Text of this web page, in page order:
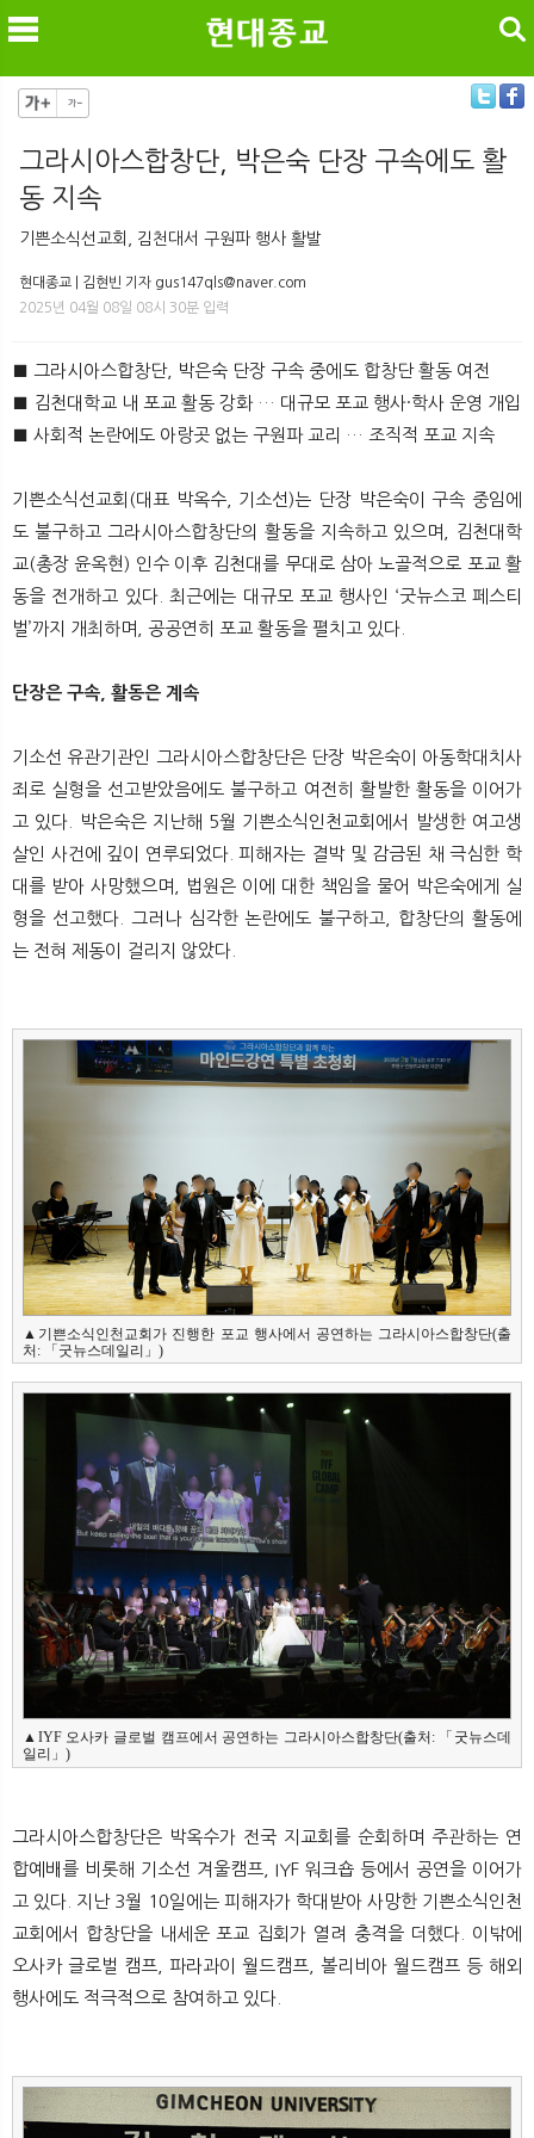
메
뉴 색
검색
그라시아스합창단, 박은숙 단장 구속에도 활
동 지속
기쁜소식선교회, 김천대서 구원파 행사 활발
현대종교 | 김현빈 기자 gus147qls@naver.com
2025년 04월 08일 08시 30분 입력
■ 그라시아스합창단, 박은숙 단장 구속 중에도 합창단 활동 여전
■ 김천대학교 내 포교 활동 강화 … 대규모 포교 행사·학사 운영 개입
■ 사회적 논란에도 아랑곳 없는 구원파 교리 … 조직적 포교 지속​
기쁜소식선교회(대표 박옥수, 기소선)는 단장 박은숙이 구속 중임에
도 불구하고 그라시아스합창단의 활동을 지속하고 있으며, 김천대학
교(총장 윤옥현) 인수 이후 김천대를 무대로 삼아 노골적으로 포교 활
동을 전개하고 있다. 최근에는 대규모 포교 행사인 ‘굿뉴스코 페스티
벌’까지 개최하며, 공공연히 포교 활동을 펼치고 있다.
단장은 구속, 활동은 계속
기소선 유관기관인 그라시아스합창단은 단장 박은숙이 아동학대치사
죄로 실형을 선고받았음에도 불구하고 여전히 활발한 활동을 이어가
고 있다. 박은숙은 지난해 5월 기쁜소식인천교회에서 발생한 여고생
살인 사건에 깊이 연루되었다. 피해자는 결박 및 감금된 채 극심한 학
대를 받아 사망했으며, 법원은 이에 대한 책임을 물어 박은숙에게 실
형을 선고했다. 그러나 심각한 논란에도 불구하고, 합창단의 활동에
는 전혀 제동이 걸리지 않았다.
▲기쁜소식인천교회가 진행한 포교 행사에서 공연하는 그라시아스합창단(출
처: 「굿뉴스데일리」)
▲IYF 오사카 글로벌 캠프에서 공연하는 그라시아스합창단(출처: 「굿뉴스데
그라시아스합창단은 박옥수가 전국 지교회를 순회하며 주관하는 연
합예배를 비롯해 기소선 겨울캠프, IYF 워크숍 등에서 공연을 이어가
고 있다. 지난 3월 10일에는 피해자가 학대받아 사망한 기쁜소식인천
교회에서 합창단을 내세운 포교 집회가 열려 충격을 더했다. 이밖에
오사카 글로벌 캠프, 파라과이 월드캠프, 볼리비아 월드캠프 등 해외
행사에도 적극적으로 참여하고 있다.